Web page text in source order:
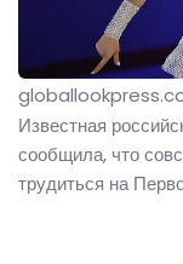
Известная
сообщила, что
трудиться на